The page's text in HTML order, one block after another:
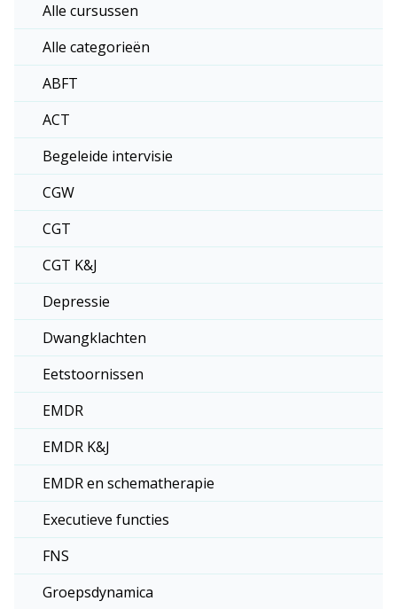
Alle cursussen
Alle categorieën
ABFT
ACT
Begeleide intervisie
CGW
CGT
CGT K&J
Depressie
Dwangklachten
Eetstoornissen
EMDR
EMDR K&J
EMDR en schematherapie
Executieve functies
FNS
Groepsdynamica